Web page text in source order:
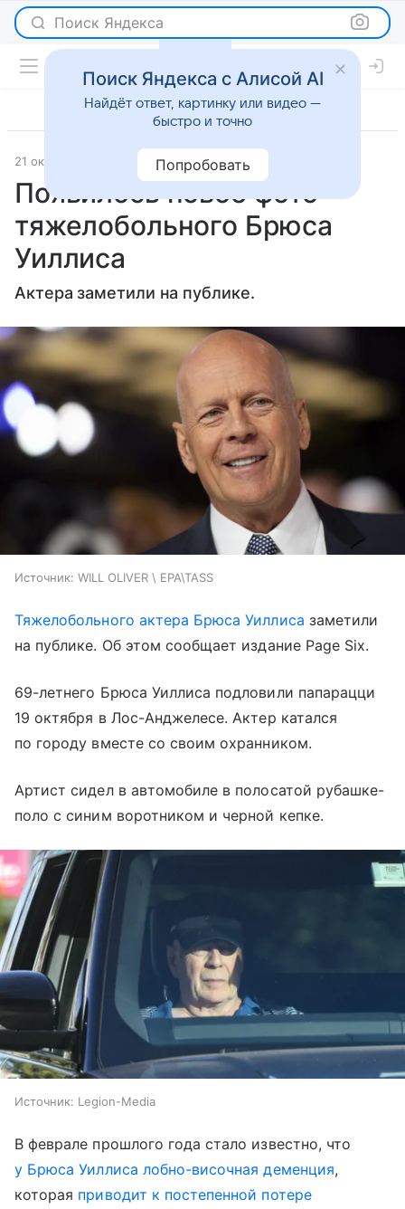
Поиск Яндекса
21 октября 2024 Газета.Ру Светская жизнь
Появилось новое фото
тяжелобольного Брюса
Уиллиса
Актера заметили на публике.
Источник: WILL OLIVER \ EPA\TASS
Тяжелобольного актера Брюса Уиллиса заметили
на публике. Об этом сообщает издание Page Six.
69-летнего Брюса Уиллиса подловили папарацци
19 октября в Лос-Анджелесе. Актер катался
по городу вместе со своим охранником.
Артист сидел в автомобиле в полосатой рубашке-
поло с синим воротником и черной кепке.
Источник: Legion-Media
В феврале прошлого года стало известно, что
у Брюса Уиллиса лобно-височная деменция,
которая приводит к постепенной потере
Поиск Яндекса с Алисой AI
Найдёт ответ, картинку или видео —
быстро и точно
Попробовать